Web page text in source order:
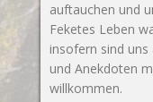
auftauchen und
Feketes Leben
insofern sind
und Anekdoten
willkommen.